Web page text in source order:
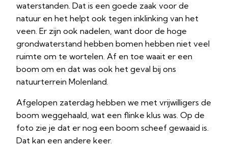
waterstanden. Dat is een goede zaak voor de
natuur en het helpt ook tegen inklinking van het
veen. Er zijn ook nadelen, want door de hoge
grondwaterstand hebben bomen hebben niet veel
ruimte om te wortelen. Af en toe waait er een
boom om en dat was ook het geval bij ons
natuurterrein Molenland.
Afgelopen zaterdag hebben we met vrijwilligers de
boom weggehaald, wat een flinke klus was. Op de
foto zie je dat er nog een boom scheef gewaaid is.
Dat kan een andere keer.